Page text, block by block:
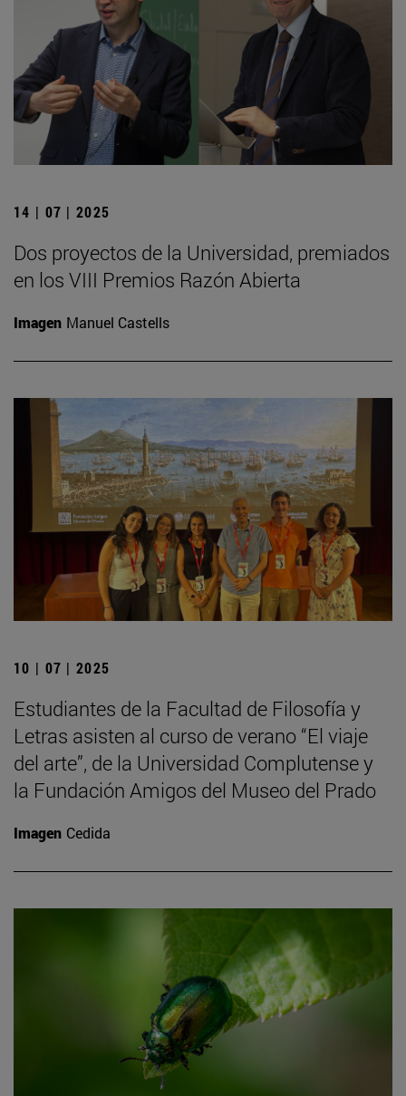
14 | 07 | 2025
Dos proyectos de la Universidad, premiados
en los VIII Premios Razón Abierta
Imagen Manuel Castells
10 | 07 | 2025
Estudiantes de la Facultad de Filosofía y
Letras asisten al curso de verano “El viaje
del arte”, de la Universidad Complutense y
la Fundación Amigos del Museo del Prado
Imagen Cedida